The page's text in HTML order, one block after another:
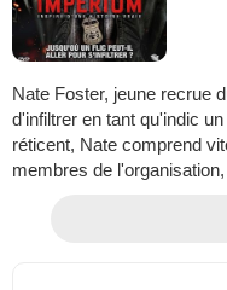
Nate Foster, jeune recrue
d'infiltrer en tant qu'indic
réticent, Nate comprend
membres de